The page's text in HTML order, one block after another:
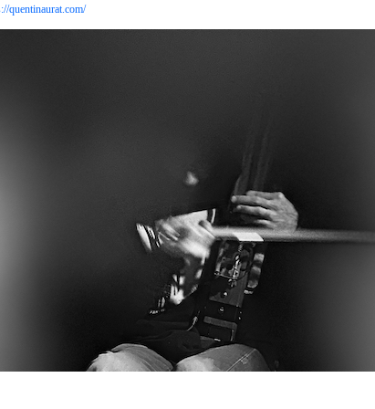
quentinaurat.com/